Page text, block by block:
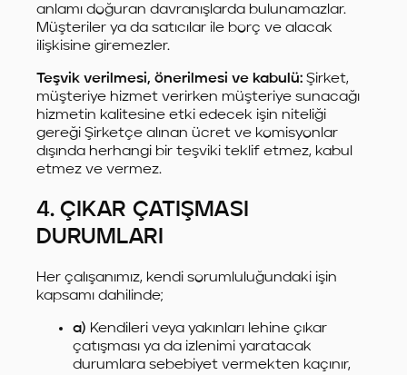
anlamı doğuran davranışlarda bulunamazlar.
Müşteriler ya da satıcılar ile borç ve alacak
ilişkisine giremezler.
Teşvik verilmesi, önerilmesi ve kabulü: Şirket,
müşteriye hizmet verirken müşteriye sunacağı
hizmetin kalitesine etki edecek işin niteliği
gereği Şirketçe alınan ücret ve komisyonlar
dışında herhangi bir teşviki teklif etmez, kabul
etmez ve vermez.
4. ÇIKAR ÇATIŞMASI
DURUMLARI
Her çalışanımız, kendi sorumluluğundaki işin
kapsamı dahilinde;
a) Kendileri veya yakınları lehine çıkar
çatışması ya da izlenimi yaratacak
durumlara sebebiyet vermekten kaçınır,